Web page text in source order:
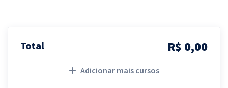
Total R$ 0,00
Adicionar mais cursos